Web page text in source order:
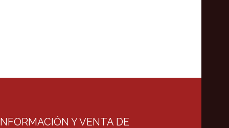
Y VENTA DE